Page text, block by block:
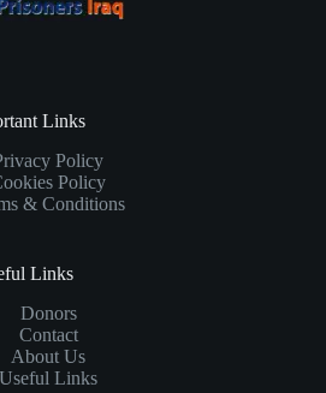
Links
Policy
Policy
& Conditions
Links
Donors
Contact
About Us
Useful Links